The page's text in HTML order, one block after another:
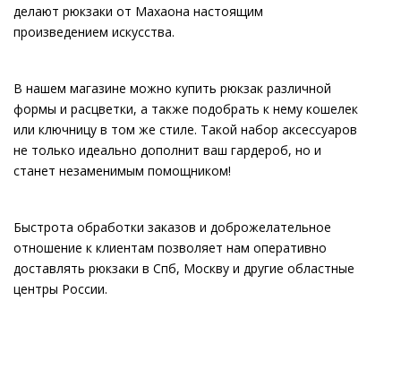
делают рюкзаки от Махаона настоящим
произведением искусства.
В нашем магазине можно купить рюкзак различной
формы и расцветки, а также подобрать к нему кошелек
или ключницу в том же стиле. Такой набор аксессуаров
не только идеально дополнит ваш гардероб, но и
станет незаменимым помощником!
Быстрота обработки заказов и доброжелательное
отношение к клиентам позволяет нам оперативно
доставлять рюкзаки в Спб, Москву и другие областные
центры России.